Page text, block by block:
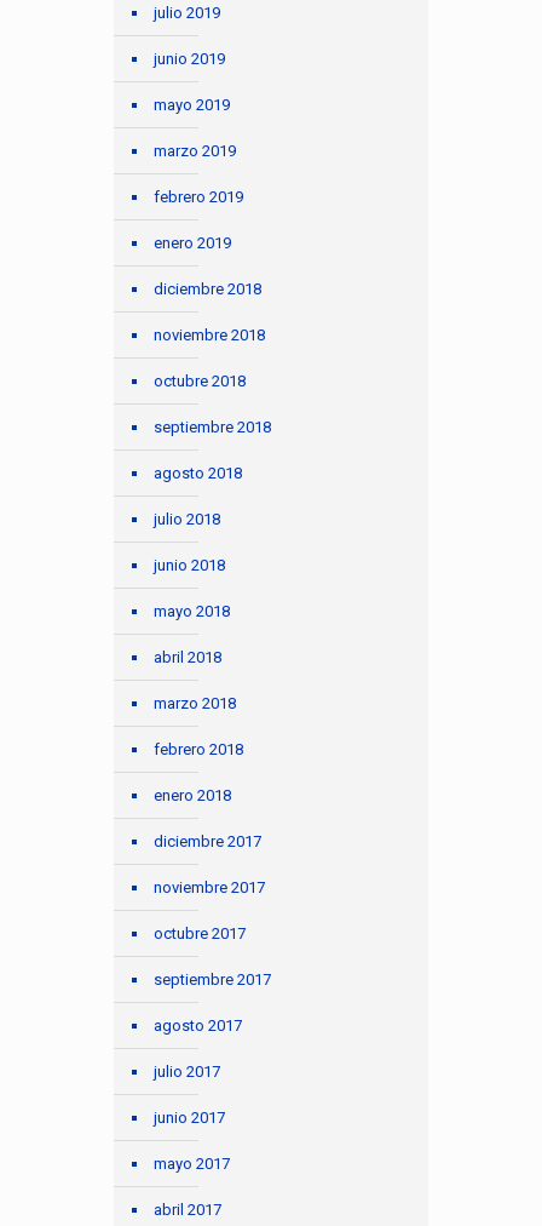
julio 2019
junio 2019
mayo 2019
marzo 2019
febrero 2019
enero 2019
diciembre 2018
noviembre 2018
octubre 2018
septiembre 2018
agosto 2018
julio 2018
junio 2018
mayo 2018
abril 2018
marzo 2018
febrero 2018
enero 2018
diciembre 2017
noviembre 2017
octubre 2017
septiembre 2017
agosto 2017
julio 2017
junio 2017
mayo 2017
abril 2017